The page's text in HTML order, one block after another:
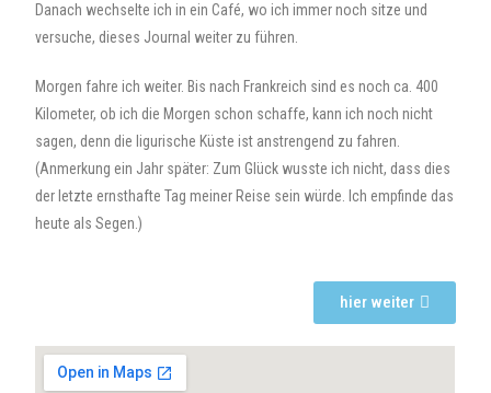
Danach wechselte ich in ein Café, wo ich immer noch sitze und
versuche, dieses Journal weiter zu führen.
Morgen fahre ich weiter. Bis nach Frankreich sind es noch ca. 400
Kilometer, ob ich die Morgen schon schaffe, kann ich noch nicht
sagen, denn die ligurische Küste ist anstrengend zu fahren.
(Anmerkung ein Jahr später: Zum Glück wusste ich nicht, dass dies
der letzte ernsthafte Tag meiner Reise sein würde. Ich empfinde das
heute als Segen.)
hier weiter